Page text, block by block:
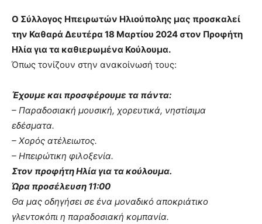
Ο Σύλλογος Ηπειρωτών Ηλιούπολης μας προσκαλεί
την Καθαρά Δευτέρα 18 Μαρτίου 2024 στον Προφήτη
Ηλία για τα καθιερωμένα Κούλουμα.
Όπως τονίζουν στην ανακοίνωσή τους:
Έχουμε και προσφέρουμε τα πάντα:
– Παραδοσιακή μουσική, χορευτικά, νηστίσιμα
εδέσματα.
– Χορός ατέλειωτος.
– Ηπειρώτικη φιλοξενία.
Στον προφήτη Ηλία για τα κούλουμα.
Ώρα προσέλευση 11:00
Θα μας οδηγήσει σε ένα μοναδικό αποκριάτικο
γλεντοκόπι η παραδοσιακή κομπανία.